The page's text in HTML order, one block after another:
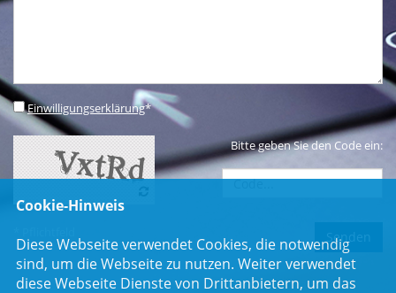
Einwilligungserklärung*
Bitte geben Sie den Code ein:
Cookie-Hinweis
Diese Webseite verwendet Cookies, die notwendig
sind, um die Webseite zu nutzen. Weiter verwendet
diese Webseite Dienste von Drittanbietern, um das